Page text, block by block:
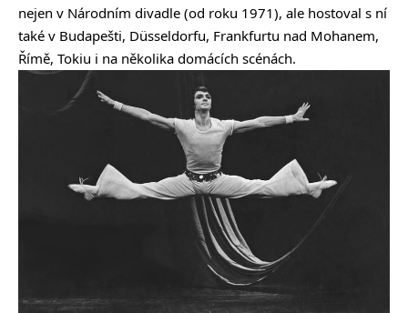
nejen v Národním divadle (od roku 1971), ale hostoval s ní
také v Budapešti, Düsseldorfu, Frankfurtu nad Mohanem,
Římě, Tokiu i na několika domácích scénách.